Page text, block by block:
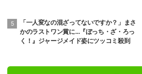
「一人変なの混ざってないですか？」まさ
かのラストワン賞に…『ぼっち・ざ・ろっ
く！』ジャージメイド姿にツッコミ殺到